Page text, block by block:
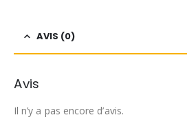
AVIS (0)
Avis
Il n’y a pas encore d’avis.